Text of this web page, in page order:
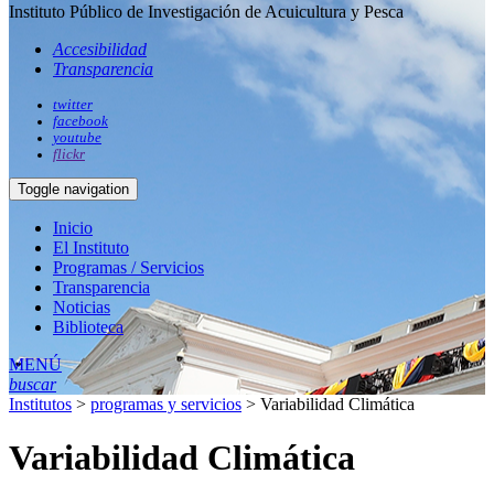
Instituto Público de Investigación de Acuicultura y Pesca
Accesibilidad
Transparencia
twitter
facebook
youtube
flickr
Toggle navigation
Inicio
El Instituto
Programas / Servicios
Transparencia
Noticias
Biblioteca
MENÚ
buscar
Institutos > programas y servicios > Variabilidad Climática
Variabilidad Climática